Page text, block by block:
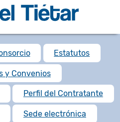
Estatutos
y Convenios
Perfil del Contratante
Sede electrónica